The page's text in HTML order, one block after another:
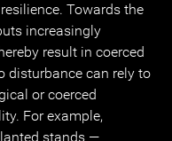
Towards the
increasingly
result in coerced
disturbance can rely to
or coerced
For example,
stands —